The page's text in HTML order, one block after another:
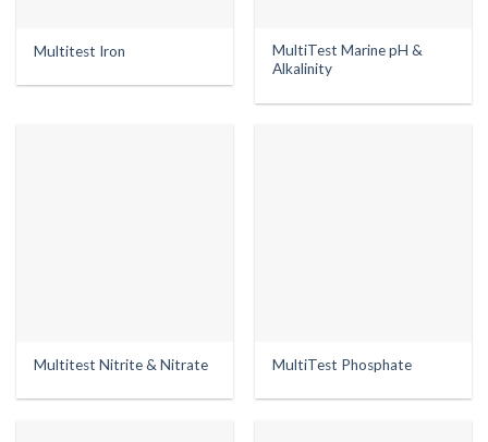
Multitest Iron
MultiTest Marine pH &
Alkalinity
Multitest Nitrite & Nitrate MultiTest Phosphate